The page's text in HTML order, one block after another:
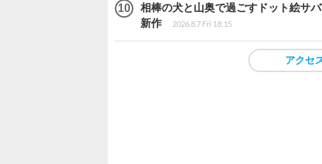
相棒の犬と山奥で過ごすドット絵サ
新作
2026.8.7 Fri 18:15
アクセ